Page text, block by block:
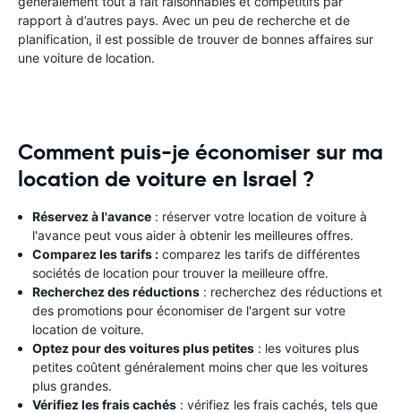
rapport à d’autres pays. Avec un peu de recherche et de
planification, il est possible de trouver de bonnes affaires sur
une voiture de location.
Comment puis-je économiser sur ma
location de voiture en Israel ?
Réservez à l'avance : réserver votre location de voiture à
l'avance peut vous aider à obtenir les meilleures offres.
Comparez les tarifs : comparez les tarifs de différentes
sociétés de location pour trouver la meilleure offre.
Recherchez des réductions : recherchez des réductions et
des promotions pour économiser de l'argent sur votre
location de voiture.
Optez pour des voitures plus petites : les voitures plus
petites coûtent généralement moins cher que les voitures
plus grandes.
Vérifiez les frais cachés : vérifiez les frais cachés, tels que